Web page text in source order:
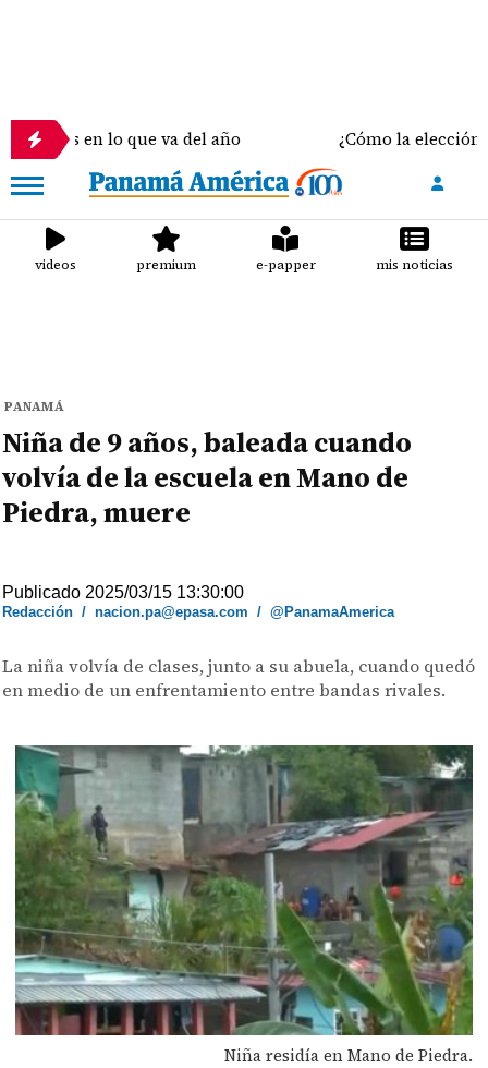
lo que va del año ¿Cómo la elección del
videos premium e-papper mis noticias
PANAMÁ
Niña de 9 años, baleada cuando
volvía de la escuela en Mano de
Piedra, muere
Publicado 2025/03/15 13:30:00
Redacción /nacion.pa@epasa.com /@PanamaAmerica
La niña volvía de clases, junto a su abuela, cuando quedó
en medio de un enfrentamiento entre bandas rivales.
Niña residía en Mano de Piedra.